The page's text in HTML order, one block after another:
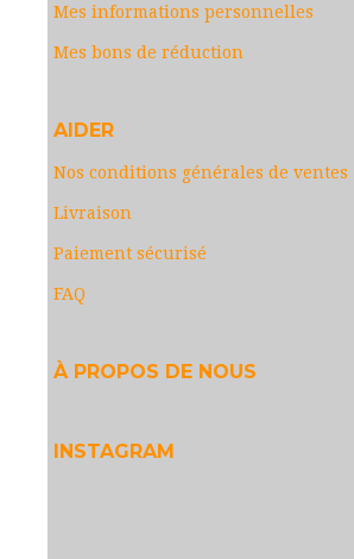
Mes informations personnelles
Mes bons de réduction
AIDER
Nos conditions générales de ventes
Livraison
Paiement sécurisé
FAQ
À PROPOS DE NOUS
INSTAGRAM